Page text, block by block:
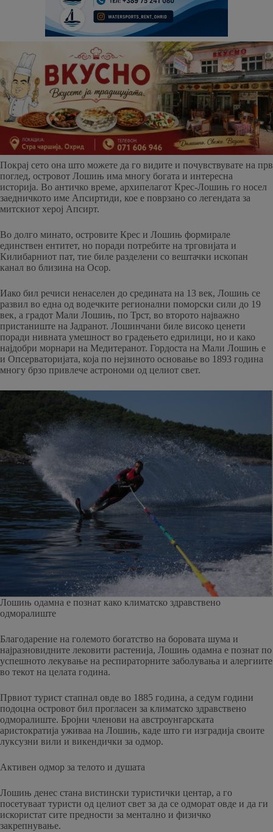
Покрај сето она што можете да го видите и почувствувате на прв
поглед, островот Лошињ има многу богата и интересна
историја. Во античко време, архипелагот Крес-Лошињ го носел
заедничкото име Апсиртиди, кое е поврзано со легендата за
митскиот херој Апсирт.
Во долго минато, островите Крес и Лошињ формирале
единствен ентитет, но поради потребите на трговијата и
Килибарниот пат, тие биле разделени со вештачки ископан
канал во близина на Осор.
Иако бил речиси ненаселен до средината на 13 век, Лошињ се
развил во една од водечките регионални поморски сили до 19
век, а градот Мали Лошињ, по Трст, во второто најважно
пристаниште на Јадранот. Лошинчани биле високо ценети
поради нивната умешност во градењето едрилици, но и како
најдобри морнари на Медитеранот. Гордоста на Мали Лошињ е
и Опсерваторијата, која по нејзиното основање во 1893 година
многу брзо привлече астрономи од целиот свет.
Лошињ одамна е познат како климатско здравствено
одморалиште
Благодарение на големото богатство на боровата шума и
најразновидните лековити растенија, Лошињ одамна е познат по
успешното лекување на респираторните заболувања и алергиите
во текот на целата година.
Првиот турист стапнал овде во 1885 година, а седум години
подоцна островот бил прогласен за климатско здравствено
одморалиште. Бројни членови на австроунгарската
аристократија уживаа на Лошињ, каде што ги изградија своите
луксузни вили и викендички за одмор.
Активен одмор за телото и душата
Лошињ денес стана вистински туристички центар, а го
посетуваат туристи од целиот свет за да се одморат овде и да ги
искористат сите предности за ментално и физичко
закрепнување.